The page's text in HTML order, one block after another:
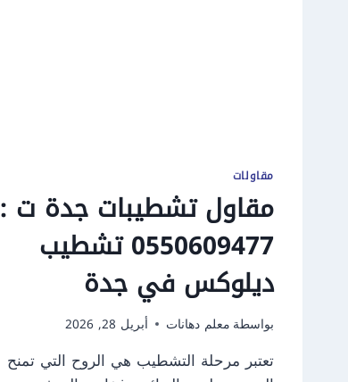
مقاولات
مقاول تشطيبات جدة ت :
0550609477 تشطيب
ديلوكس في جدة
بواسطة معلم دهانات أبريل 28, 2026
تعتبر مرحلة التشطيب هي الروح التي تمنح